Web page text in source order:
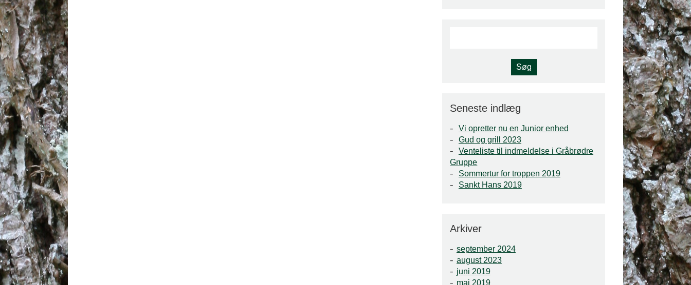
Seneste indlæg
Vi opretter nu en Junior enhed
Gud og grill 2023
Venteliste til indmeldelse i Gråbrødre
Gruppe
Sommertur for troppen 2019
Sankt Hans 2019
Arkiver
september 2024
august 2023
juni 2019
maj 2019